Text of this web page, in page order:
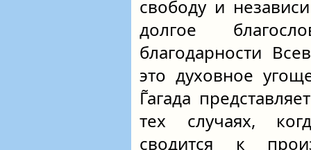
свободу и
долгое
благодарности
это духовное
Г̃агада
тех случаях,
сводится к